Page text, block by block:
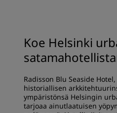
Koe Helsinki
Radisson Blu Seaside
historiallisen
ympäristönsä Helsingin
tarjoaa ainutlaatuisen